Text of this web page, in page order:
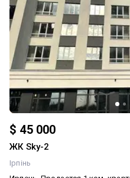
$ 45 000
ЖК Sky-2
Ірпінь